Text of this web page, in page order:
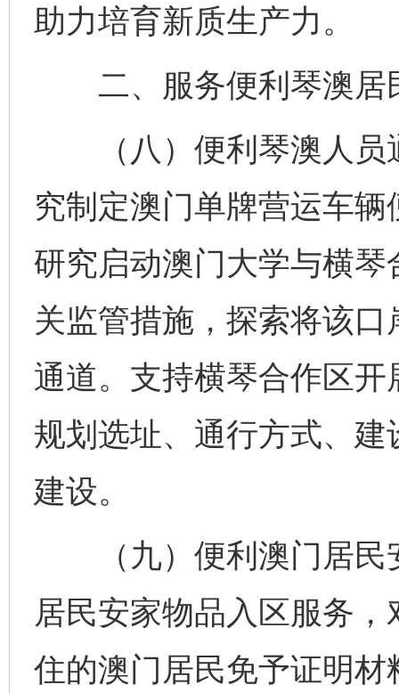
助力培育新质生产力。
二、服务便利琴澳居
（八）便利琴澳人员
究制定澳门单牌营运车
研究启动澳门大学与横
关监管措施，探索将该
通道。支持横琴合作区
规划选址、通行方式、
建设。
（九）便利澳门居民
居民安家物品入区服务
住的澳门居民免予证明